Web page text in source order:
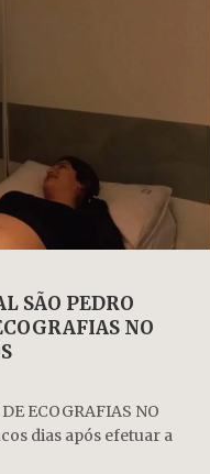
SÃO PEDRO
NO
ECOGRAFIAS NO
dias após efetuar a